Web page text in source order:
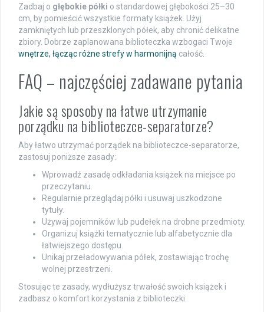
Zadbaj o głębokie półki o standardowej głębokości 25–30
cm, by pomieścić wszystkie formaty książek. Użyj
zamkniętych lub przeszklonych półek, aby chronić delikatne
zbiory. Dobrze zaplanowana biblioteczka wzbogaci Twoje
wnętrze, łącząc różne strefy w harmonijną całość.
FAQ – najczęściej zadawane pytania
Jakie są sposoby na łatwe utrzymanie
porządku na biblioteczce-separatorze?
Aby łatwo utrzymać porządek na biblioteczce-separatorze,
zastosuj poniższe zasady:
Wprowadź zasadę odkładania książek na miejsce po
przeczytaniu.
Regularnie przeglądaj półki i usuwaj uszkodzone
tytuły.
Używaj pojemników lub pudełek na drobne przedmioty.
Organizuj książki tematycznie lub alfabetycznie dla
łatwiejszego dostępu.
Unikaj przeładowywania półek, zostawiając trochę
wolnej przestrzeni.
Stosując te zasady, wydłużysz trwałość swoich książek i
zadbasz o komfort korzystania z biblioteczki.